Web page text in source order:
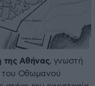
της Αθήνας, γνωστή
του Οθωμανού